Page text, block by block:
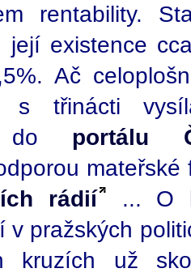
rentability.
její existence
Ač
s třinácti
do portálu
mateřské
rádií
... O
v pražských
kruzích už